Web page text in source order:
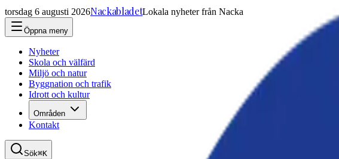
torsdag 6 augusti 2026NackabladetLokala nyheter från Nacka
Öppna meny
Nyheter
Skola och välfärd
Miljö och natur
Byggnation och trafik
Idrott och kultur
Områden
Kontakt
Sök⌘K